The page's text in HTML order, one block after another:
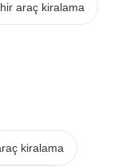
araç kiralama
kiralama